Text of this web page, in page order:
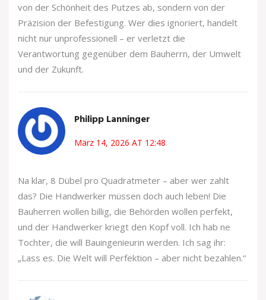
von der Schönheit des Putzes ab, sondern von der
Präzision der Befestigung. Wer dies ignoriert, handelt
nicht nur unprofessionell – er verletzt die
Verantwortung gegenüber dem Bauherrn, der Umwelt
und der Zukunft.
Philipp Lanninger
März 14, 2026 AT 12:48
Na klar, 8 Dübel pro Quadratmeter – aber wer zahlt
das? Die Handwerker müssen doch auch leben! Die
Bauherren wollen billig, die Behörden wollen perfekt,
und der Handwerker kriegt den Kopf voll. Ich hab ne
Tochter, die will Bauingenieurin werden. Ich sag ihr:
„Lass es. Die Welt will Perfektion – aber nicht bezahlen.“